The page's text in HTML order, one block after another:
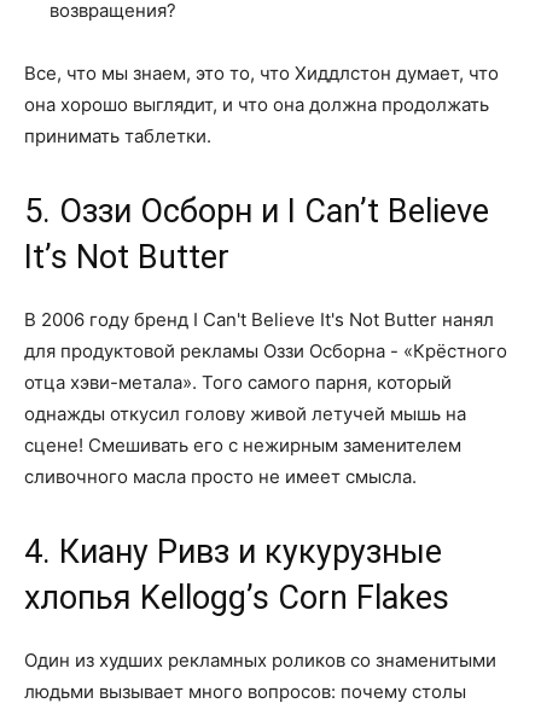
возвращения?
Все, что мы знаем, это то, что Хиддлстон думает, что
она хорошо выглядит, и что она должна продолжать
принимать таблетки.
5. Оззи Осборн и I Can’t Believe
It’s Not Butter
В 2006 году бренд I Can't Believe It's Not Butter нанял
для продуктовой рекламы Оззи Осборна - «Крёстного
отца хэви-метала». Того самого парня, который
однажды откусил голову живой летучей мышь на
сцене! Смешивать его с нежирным заменителем
сливочного масла просто не имеет смысла.
4. Киану Ривз и кукурузные
хлопья Kellogg’s Corn Flakes
Один из худших рекламных роликов со знаменитыми
людьми вызывает много вопросов: почему столы